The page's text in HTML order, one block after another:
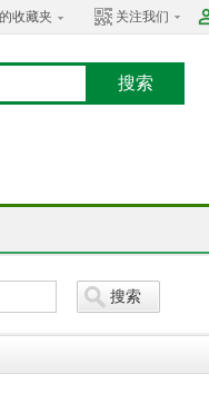
收藏夹 关注我们
搜索
搜索